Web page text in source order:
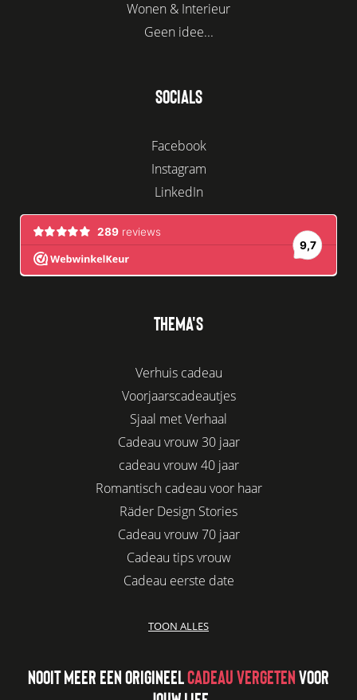
Wonen & Interieur
Geen idee...
SOCIALS
Facebook
Instagram
LinkedIn
THEMA'S
Verhuis cadeau
Voorjaarscadeautjes
Sjaal met Verhaal
Cadeau vrouw 30 jaar
cadeau vrouw 40 jaar
Romantisch cadeau voor haar
Räder Design Stories
Cadeau vrouw 70 jaar
Cadeau tips vrouw
Cadeau eerste date
Leuke kadootjes
Azur
TOON ALLES
NOOIT MEER EEN ORIGINEELCADEAU VERGETENVOOR